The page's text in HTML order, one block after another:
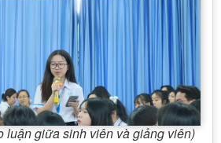
luận giữa sinh viên và giảng viên)